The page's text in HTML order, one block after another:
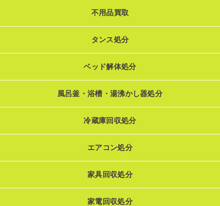
不用品買取
タンス処分
ベッド解体処分
風呂釜・浴槽・湯沸かし器処分
冷蔵庫回収処分
エアコン処分
家具回収処分
家電回収処分